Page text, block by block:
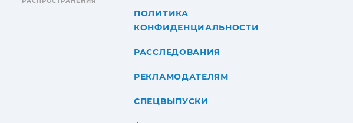
ПОЛИТИКА
КОНФИДЕНЦИАЛЬНОСТИ
РАССЛЕДОВАНИЯ
РЕКЛАМОДАТЕЛЯМ
СПЕЦВЫПУСКИ